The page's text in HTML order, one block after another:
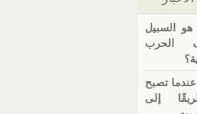
السبيل
الحرب
تصبح
طريقًا إلى